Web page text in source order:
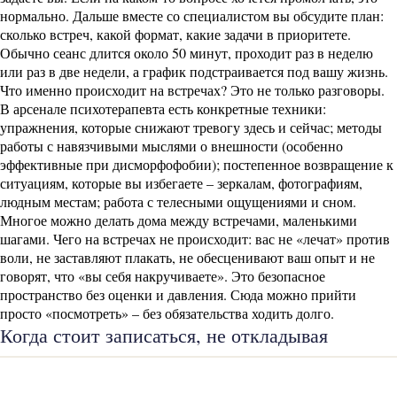
нормально. Дальше вместе со специалистом вы обсудите план:
сколько встреч, какой формат, какие задачи в приоритете.
Обычно сеанс длится около 50 минут, проходит раз в неделю
или раз в две недели, а график подстраивается под вашу жизнь.
Что именно происходит на встречах? Это не только разговоры.
В арсенале психотерапевта есть конкретные техники:
упражнения, которые снижают тревогу здесь и сейчас; методы
работы с навязчивыми мыслями о внешности (особенно
эффективные при дисморфофобии); постепенное возвращение к
ситуациям, которые вы избегаете – зеркалам, фотографиям,
людным местам; работа с телесными ощущениями и сном.
Многое можно делать дома между встречами, маленькими
шагами. Чего на встречах не происходит: вас не «лечат» против
воли, не заставляют плакать, не обесценивают ваш опыт и не
говорят, что «вы себя накручиваете». Это безопасное
пространство без оценки и давления. Сюда можно прийти
просто «посмотреть» – без обязательства ходить долго.
Когда стоит записаться, не откладывая